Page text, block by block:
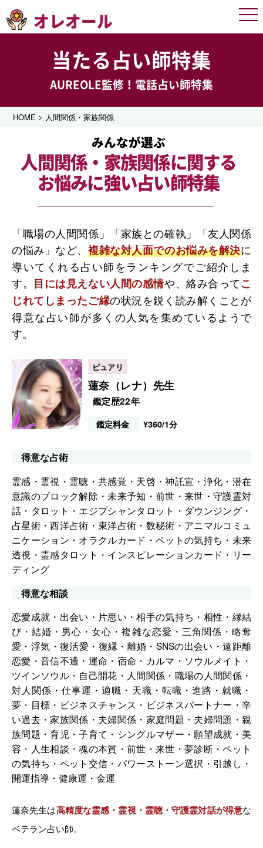
オレオール
当たる占い師特集
AUREOLE監修！電話占い師特集
HOME > 人間関係・家族関係
みんなが選ぶ
人間関係・家族関係に関する
お悩みに強い占い師特集
「職場の人間関係」「家族との確執」「友人関係
の悩み」など、 複雑な対人面でのお悩みを解決に
導いてくれる占い師をランキングでご紹介しま
す。 目には見えない人間の感情や、絡み合って こ
じれてしまったご縁の状況を鋭く読み解くことが
得意な占い師が多くの人気を集めているようで
す。
蓮奈（レナ）先生
鑑定歴22年
鑑定料金 ¥360/1分
得意な占術
霊感・霊視・霊聴・共感覚・天啓・神託宣・浄化・潜在
意識のブロック解除・未来予知・前世・来世・守護霊対
話・タロット・エジプシャンタロット・ダウンジング・
占星術・西洋占術・東洋占術・数秘術・アニマルコミュ
ニケーション・オラクルカード・ペットの気持ち・未来
透視・霊感タロット・インスピレーションカード・リー
ディング
得意な相談
恋愛成就・出会い・片思い・相手の気持ち・相性・縁結
び・結婚・男心・女心・複雑な恋愛・三角関係・略奪
愛・浮気・復活愛・復縁・離婚・SNSの出会い・遠距離
恋愛・音信不通・運命・宿命・カルマ・ソウルメイト・
ツインソウル・自己開花・人間関係・職場の人間関係・
対人関係・仕事運・適職・天職・転職・進路・就職・
夢・目標・ビジネスチャンス・ビジネスパートナー・辛
い過去・家族関係・夫婦関係・家庭問題・夫婦問題・親
族問題・育児・子育て・シングルマザー・願望成就・美
容・人生相談・魂の本質・前世・来世・夢診断・ペット
の気持ち・ペット交信・パワーストーン選択・引越し・
開運指導・健康運・金運
蓮奈先生は高精度な霊感・霊視・霊聴・守護霊対話が得意な
ベテラン占い師。